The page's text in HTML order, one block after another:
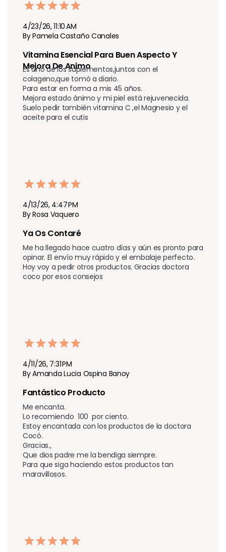
4/23/26, 11:10 AM
By Pamela Castaño Canales
Vitamina Esencial Para Buen Aspecto Y
Mejora De Animo
Es uno de los suplementos,juntos con el
colageno,que tomó a diario.
Para estar en forma a mis 45 años.
Mejora estado ánimo y mi piel está rejuvenecida.
Suelo pedir también vitamina C ,el Magnesio y el
aceite para el cutis
4/13/26, 4:47 PM
By Rosa Vaquero
Ya Os Contaré
Me ha llegado hace cuatro días y aún es pronto para
opinar. El envío muy rápido y el embalaje perfecto.
Hoy voy a pedir otros productos. Gracias doctora
coco por esos consejos
4/11/26, 7:31 PM
By Amanda Lucia Ospina Banoy
Fantástico Producto
Me encanta.
Lo recomiendo  100  por ciento.
Estoy encantada con los productos de la doctora
Cocó.
Gracias.,
Que dios padre me la bendiga siempre.
Para que siga haciendo estos productos tan